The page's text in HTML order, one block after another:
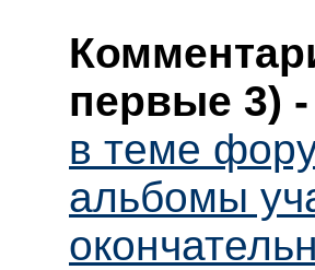
первые 3)
в теме
альбомы